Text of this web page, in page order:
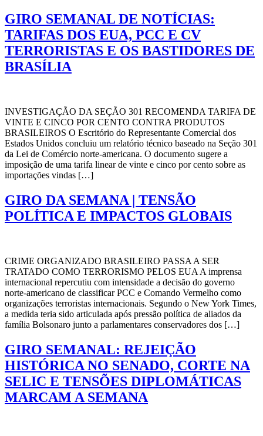
GIRO SEMANAL DE NOTÍCIAS:
TARIFAS DOS EUA, PCC E CV
TERRORISTAS E OS BASTIDORES DE
BRASÍLIA
INVESTIGAÇÃO DA SEÇÃO 301 RECOMENDA TARIFA DE
VINTE E CINCO POR CENTO CONTRA PRODUTOS
BRASILEIROS O Escritório do Representante Comercial dos
Estados Unidos concluiu um relatório técnico baseado na Seção 301
da Lei de Comércio norte-americana. O documento sugere a
imposição de uma tarifa linear de vinte e cinco por cento sobre as
importações vindas […]
GIRO DA SEMANA | TENSÃO
POLÍTICA E IMPACTOS GLOBAIS
CRIME ORGANIZADO BRASILEIRO PASSA A SER
TRATADO COMO TERRORISMO PELOS EUA A imprensa
internacional repercutiu com intensidade a decisão do governo
norte-americano de classificar PCC e Comando Vermelho como
organizações terroristas internacionais. Segundo o New York Times,
a medida teria sido articulada após pressão política de aliados da
família Bolsonaro junto a parlamentares conservadores dos […]
GIRO SEMANAL: REJEIÇÃO
HISTÓRICA NO SENADO, CORTE NA
SELIC E TENSÕES DIPLOMÁTICAS
MARCAM A SEMANA